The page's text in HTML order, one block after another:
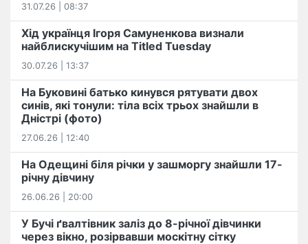
31.07.26 | 08:37
Хід українця Ігоря Самуненкова визнали
найблискучішим на Titled Tuesday
30.07.26 | 13:37
На Буковині батько кинувся рятувати двох
синів, які тонули: тіла всіх трьох знайшли в
Дністрі (фото)
27.06.26 | 12:40
На Одещині біля річки у зашморгу знайшли 17-
річну дівчину
26.06.26 | 20:00
У Бучі ґвалтівник заліз до 8-річної дівчинки
через вікно, розірвавши москітну сітку